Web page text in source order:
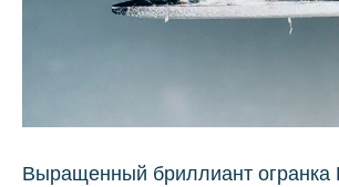
Выращенный бриллиант огранка